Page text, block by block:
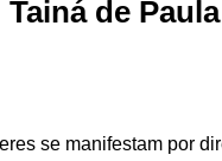
Tainá de Paula